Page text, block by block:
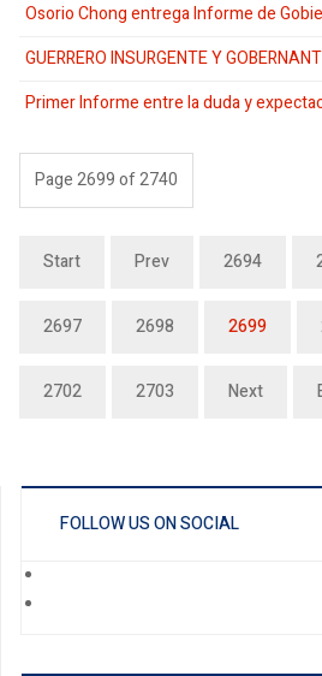
Osorio Chong entrega Informe de
GUERRERO INSURGENTE Y
Primer Informe entre la duda y
Page 2699 of 2740
Start Prev 2694
2697 2698 2699
2702 2703 Next
FOLLOW US ON SOCIAL